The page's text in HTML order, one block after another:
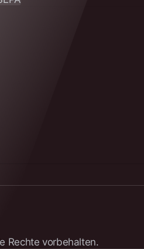
Rechte vorbehalten.